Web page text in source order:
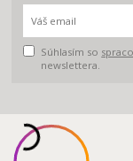
Súhlasím so
newslettera.